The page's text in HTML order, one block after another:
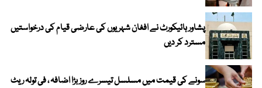
پشاور ہائیکورٹ نے افغان شہریوں کی عارضی قیام کی درخواستیں
مسترد کر دیں
سونے کی قیمت میں مسلسل تیسرے روز بڑا اضافہ ، فی تولہ ریٹ